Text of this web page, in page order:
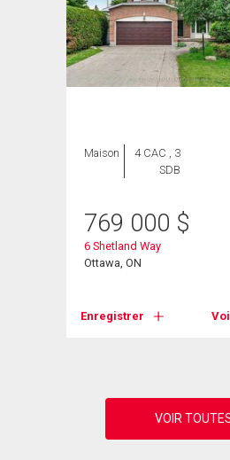
Maison
4 CAC , 3
SDB
769 000 $
6 Shetland Way
Ottawa, ON
Enregistrer